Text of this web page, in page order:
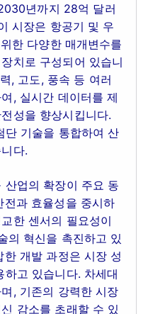
년까지 28억 달러
시장은 항공기 및 우
한 다양한 매개변수를
치로 구성되어 있습니
, 고도, 풍속 등 여러
, 실시간 데이터를 제
성을 향상시킵니다.
단 기술을 통합하여 산
다.
업의 확장이 주요 동
과 효율성을 중시하
한 센서의 필요성이
의 혁신을 촉진하고 있
개발 과정은 시장 성
고 있습니다. 차세대
, 기존의 강력한 시장
감소를 초래할 수 있